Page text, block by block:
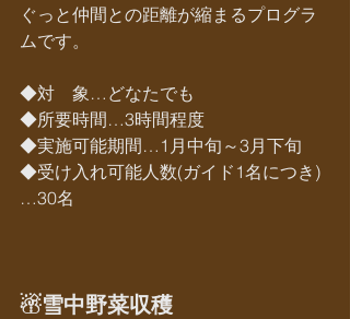
ぐっと仲間との距離が縮まるプログラ
ムです。
◆対　象…どなたでも
◆所要時間…3時間程度
◆実施可能期間…1月中旬～3月下旬
◆受け入れ可能人数(ガイド1名につき)
…30名
☃雪中野菜収穫